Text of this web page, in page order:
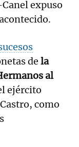
expuso
de la
al
ejército
como